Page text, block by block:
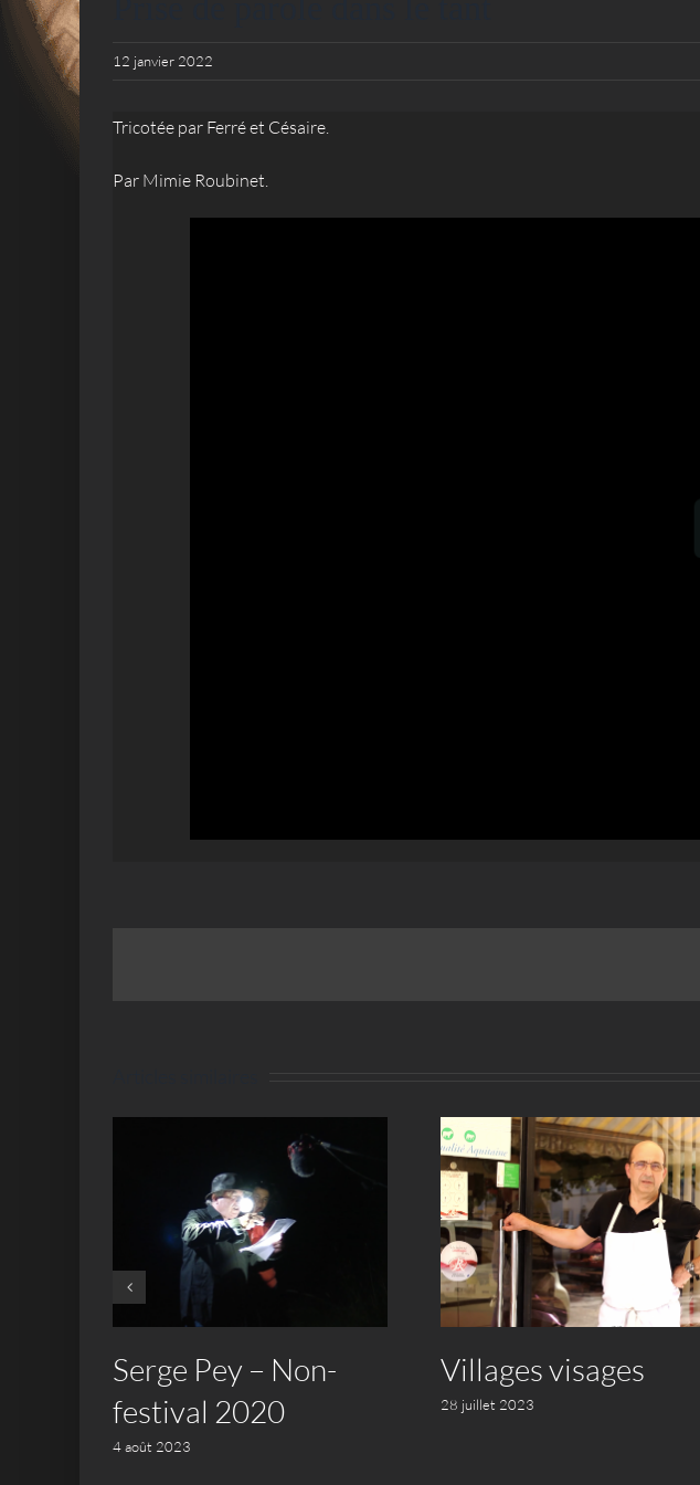
12 janvier 2022
Tricotée par Ferré et Césaire.
Par Mimie Roubinet.
Serge Pey – Non-
festival 2020
4 août 2023
Villages visages
28 juillet 2023